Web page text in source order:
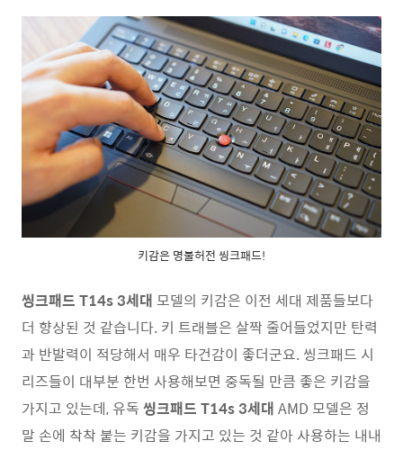
키감은 명불허전 씽크패드!
씽크패드 T14s 3세대 모델의 키감은 이전 세대 제품들보다
더 향상된 것 같습니다. 키 트래블은 살짝 줄어들었지만 탄력
과 반발력이 적당해서 매우 타건감이 좋더군요. 씽크패드 시
리즈들이 대부분 한번 사용해보면 중독될 만큼 좋은 키감을
가지고 있는데, 유독 씽크패드 T14s 3세대 AMD 모델은 정
말 손에 착착 붙는 키감을 가지고 있는 것 같아 사용하는 내내